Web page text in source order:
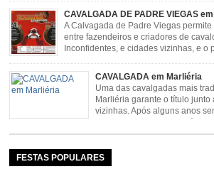
CAVALGADA DE PADRE VIEGAS
A Calvagada de Padre Viegas
entre fazendeiros e criadores de
Inconfidentes, e cidades vizinhas, e o
resgata cultura e saúde além de contar com
Distrito de Padre Viegas, Antigo Campo de […]
CAVALGADA em Marliéria
Uma das cavalgadas mais
Marliéria garante o título junto
vizinhas. Após alguns anos
de grandes nomes da música
Cavalgada de Marliéria voltou, e não deixou
de […]
FESTAS POPULARES